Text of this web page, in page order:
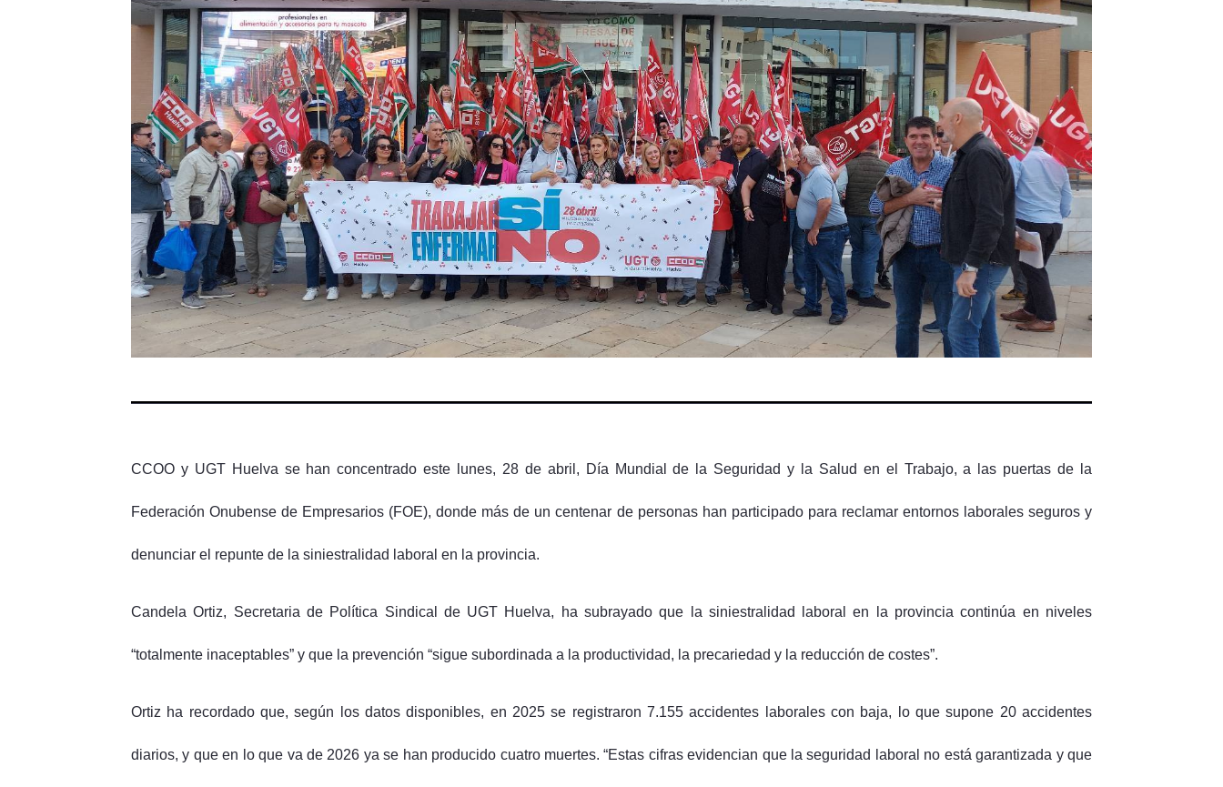
CCOO y UGT Huelva se han concentrado este lunes, 28 de abril, Día Mundial de la Seguridad y la Salud en el Trabajo, a las puertas de la
Federación Onubense de Empresarios (FOE), donde más de un centenar de personas han participado para reclamar entornos laborales seguros y
denunciar el repunte de la siniestralidad laboral en la provincia.
Candela Ortiz, Secretaria de Política Sindical de UGT Huelva, ha subrayado que la siniestralidad laboral en la provincia continúa en niveles
“totalmente inaceptables” y que la prevención “sigue subordinada a la productividad, la precariedad y la reducción de costes”.
Ortiz ha recordado que, según los datos disponibles, en 2025 se registraron 7.155 accidentes laborales con baja, lo que supone 20 accidentes
diarios, y que en lo que va de 2026 ya se han producido cuatro muertes. “Estas cifras evidencian que la seguridad laboral no está garantizada y que